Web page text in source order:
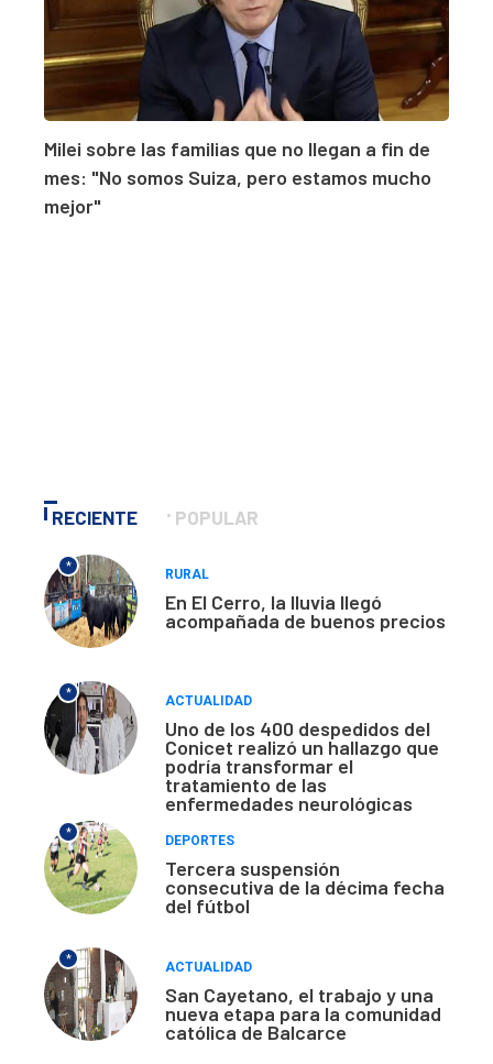
Milei sobre las familias que no llegan a fin de
mes: "No somos Suiza, pero estamos mucho
mejor"
RECIENTE POPULAR
*
RURAL
En El Cerro, la lluvia llegó
acompañada de buenos precios
*
ACTUALIDAD
Uno de los 400 despedidos del
Conicet realizó un hallazgo que
podría transformar el
tratamiento de las
enfermedades neurológicas
*
DEPORTES
Tercera suspensión
consecutiva de la décima fecha
del fútbol
*
ACTUALIDAD
San Cayetano, el trabajo y una
nueva etapa para la comunidad
católica de Balcarce